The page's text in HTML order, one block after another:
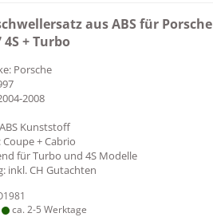
aus ABS für Porsche
4S + Turbo
Porsche
2008
Kunststoff
+ Cabrio
für Turbo und 4S Modelle
inkl. CH Gutachten
ca. 2-5 Werktage